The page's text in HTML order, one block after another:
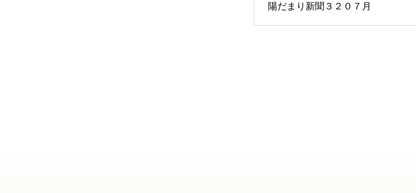
陽だまり新聞３２０７月